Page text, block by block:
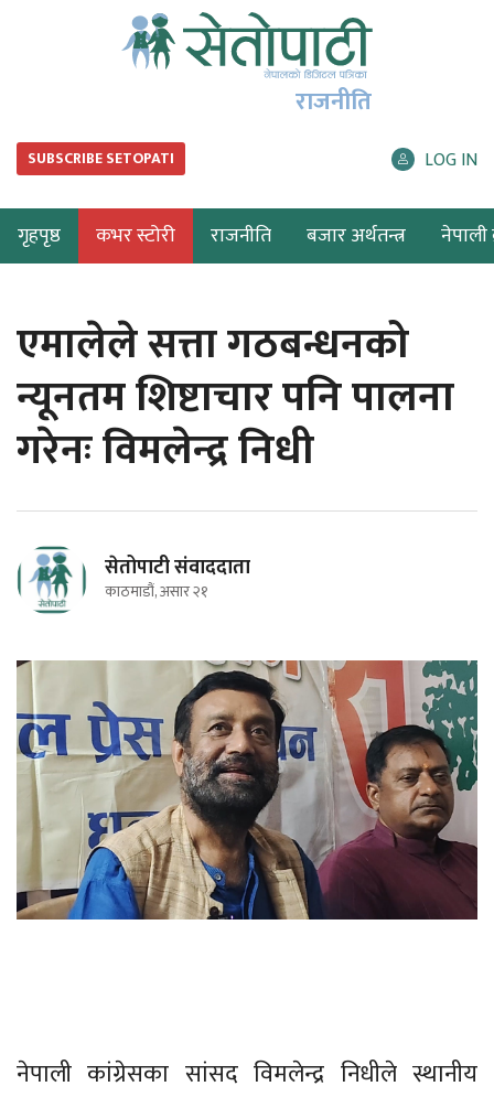
राजनीति
SUBSCRIBE SETOPATI LOG IN
गृहपृष्ठ कभर स्टोरी राजनीति बजार अर्थतन्त्र नेपाली
एमालेले सत्ता गठबन्धनको
न्यूनतम शिष्टाचार पनि पालना
गरेनः विमलेन्द्र निधी
सेतोपाटी संवाददाता
काठमाडौं, असार २१
नेपाली कांग्रेसका सांसद विमलेन्द्र निधीले स्थानीय